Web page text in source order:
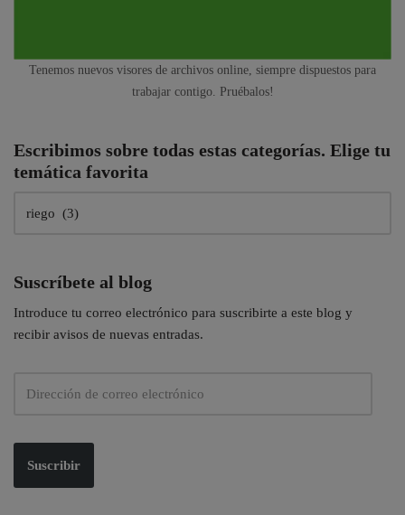
Tenemos nuevos visores de archivos online, siempre dispuestos para
trabajar contigo. Pruébalos!
Escribimos sobre todas estas categorías. Elige tu
temática favorita
Suscríbete al blog
Introduce tu correo electrónico para suscribirte a este blog y
recibir avisos de nuevas entradas.
Suscribir